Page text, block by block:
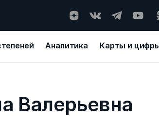
Аналитика Карты и
Валерьевна